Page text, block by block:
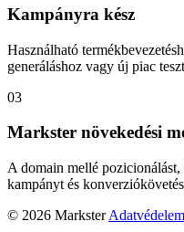
Kampányra kész
Használható
generáláshoz vagy új piac
03
Markster növekedési
A domain mellé
kampányt és
© 2026 Markster Adatvédelem